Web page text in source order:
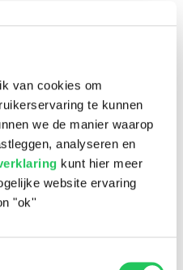
van cookies om
te kunnen
we de manier waarop
analyseren en
kunt hier meer
website ervaring
"ok''